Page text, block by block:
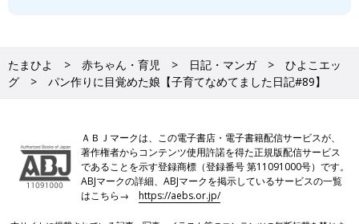
たまひよ 赤ちゃん・育児 日記・マンガ
ひよこエッ
グ
パン作りに目覚めた娘【子育てなめてました日記#89】
ＡＢＪマークは、この電子書店・電子書籍配信サービスが、
著作権者からコンテンツ使用許諾を得た正規版配信サービス
であることを示す登録商標（登録番号 第11091000号）です。
ABJマークの詳細、ABJマークを掲示しているサービスの一覧
はこちら→https://aebs.or.jp/